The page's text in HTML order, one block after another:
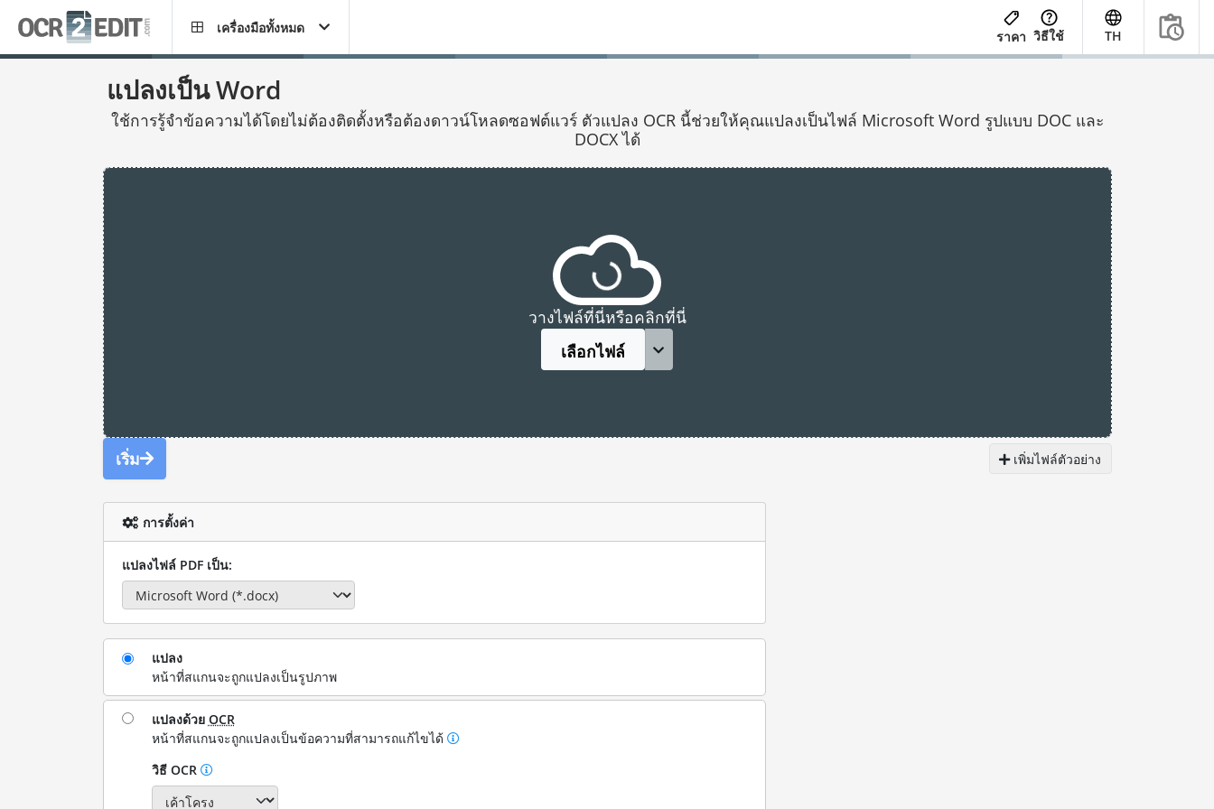
เครื่องมือทั้งหมด
ราคา วิธีใช้ TH
แปลงเป็น Word
ใช้การรู้จำข้อความได้โดยไม่ต้องติดตั้งหรือต้องดาวน์โหลดซอฟต์แวร์ ตัวแปลง OCR นี้ช่วยให้คุณแปลงเป็นไฟล์ Microsoft Word รูปแบบ DOC และ
DOCX ได้
วางไฟล์ที่นี่หรือคลิกที่นี่
เลือกไฟล์
เริ่ม เพิ่มไฟล์ตัวอย่าง
การตั้งค่า
แปลงไฟล์ PDF เป็น:
แปลง
หน้าที่สแกนจะถูกแปลงเป็นรูปภาพ
แปลงด้วย OCR
หน้าที่สแกนจะถูกแปลงเป็นข้อความที่สามารถแก้ไขได้
วิธี OCR